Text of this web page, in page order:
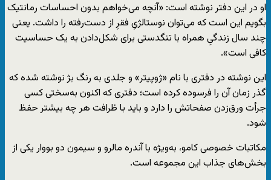
او در این دفتر نوشته است: «آنچه می‌خواهم بدون احساسات رمانتیک
بگویم این است که می‌توان نوستالژیِ فقرِ از دست‌رفته را داشت. یعنی
چند سال زندگیِ همراه با تنگدستی برای شکل‌دادن به یک حساسیت
کافی است».
این نوشته در دفتری با نام «ژوپیتر» و جلدی به رنگ بژ نوشته شده که
گذر زمان آن را فرسوده کرده است؛ دفتری که اکنون به‌سختی کسی
جرأت ورق‌زدن صفحاتش را دارد و باید با ظرافت هر چه بیشتر حفظ
شود.
مکاتبات خصوصی کامو، به‌ویژه با آندره مالرو و سیمون دو بووار یکی از
بخش‌های جذاب این مجموعه است.